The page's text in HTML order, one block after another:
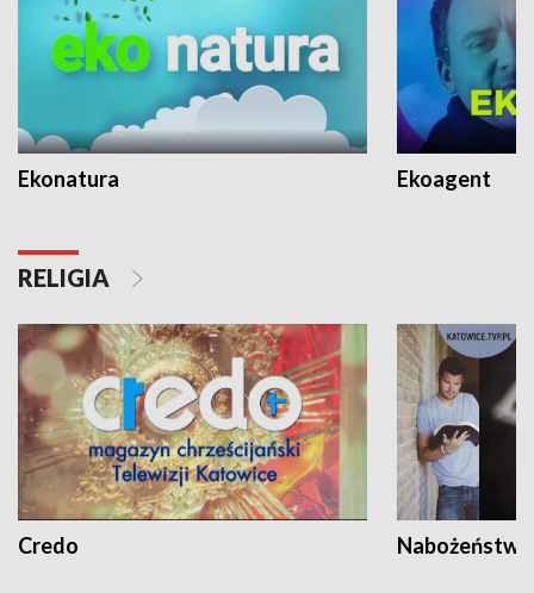
Ekonatura Ekoagent
RELIGIA
Credo